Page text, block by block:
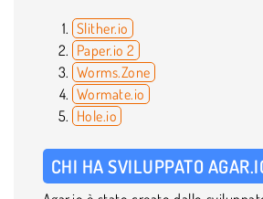
Slither.io
Paper.io 2
Worms.Zone
Wormate.io
Hole.io
CHI HA SVILUPPATO